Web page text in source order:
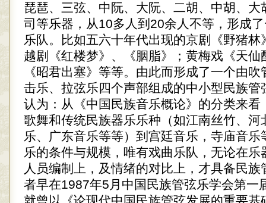
琵琶、三弦、中阮、大阮、二胡、中胡、大
司等乐器，从10多人到20余人不等，形成
乐队。比如五六十年代出现的京剧《野猪林
越剧《红楼梦》、《胭脂》；黄梅戏《天仙
《昭君出塞》等等。由此而形成了一个由
击乐、拉弦乐四个声部组成的中小型民族管
认为：从《中国民族音乐概论》的分类来看
歌舞和传统民族器乐乐种（如江南丝竹、河
乐、广东音乐等等）到宫廷音乐，寺庙音乐
乐的条件与规模，唯有戏曲乐队，无论在乐
人员编制上，及情绪的对比上，才具备民族
者早在1987年5月中国民族管弦乐学会第一